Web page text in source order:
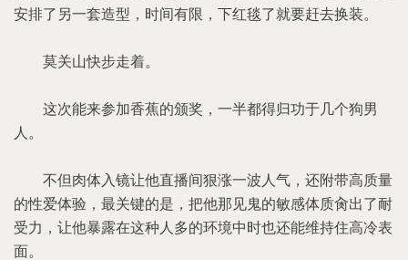
安排了另一套造型，时间有限，下红毯了就要赶去换装。
莫关山快步走着。
这次能来参加香蕉的颁奖，一半都得归功于几个狗男
人。
不但肉体入镜让他直播间狠涨一波人气，还附带高质量
的性爱体验，最关键的是，把他那见鬼的敏感体质肏出了耐
受力，让他暴露在这种人多的环境中时也还能维持住高冷表
面。